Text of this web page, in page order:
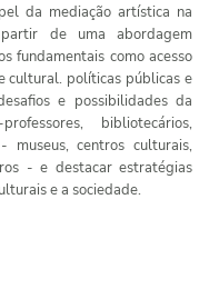
da mediação artística na
de uma abordagem
fundamentais como acesso
cultural. políticas públicas e
e possibilidades da
bibliotecários,
centros culturais,
- e destacar estratégias
e a sociedade.